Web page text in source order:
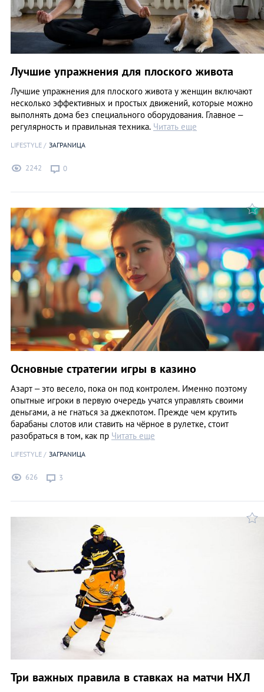
Лучшие упражнения для плоского живота
Лучшие упражнения для плоского живота у женщин включают
несколько эффективных и простых движений, которые можно
выполнять дома без специального оборудования. Главное –
регулярность и правильная техника. Читать еще
LIFESTYLE ЗАГРАNИЦА
2242 0
Основные стратегии игры в казино
Азарт – это весело, пока он под контролем. Именно поэтому
опытные игроки в первую очередь учатся управлять своими
деньгами, а не гнаться за джекпотом. Прежде чем крутить
барабаны слотов или ставить на чёрное в рулетке, стоит
разобраться в том, как пр Читать еще
LIFESTYLE ЗАГРАNИЦА
626 3
Три важных правила в ставках на матчи НХЛ